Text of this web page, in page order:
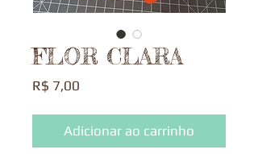
FLOR CLARA
R$ 7,00
Adicionar ao carrinho